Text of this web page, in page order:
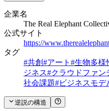
企業名
The Real Elephant
公式サイト
https://
タグ
#共創#アート #生物多様
ジネス#クラウドファン
社会課題#ビジネスモデ
逆説の構造